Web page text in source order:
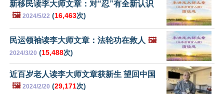
新移民读李大师文章：对“忍”有全新认识
🖼️ 2024/5/22 (16,463次)
民运领袖读李大师文章：法轮功在救人 🖼️
2024/3/20 (15,488次)
近百岁老人读李大师文章获新生 望回中国
🖼️ 2024/2/20 (29,171次)